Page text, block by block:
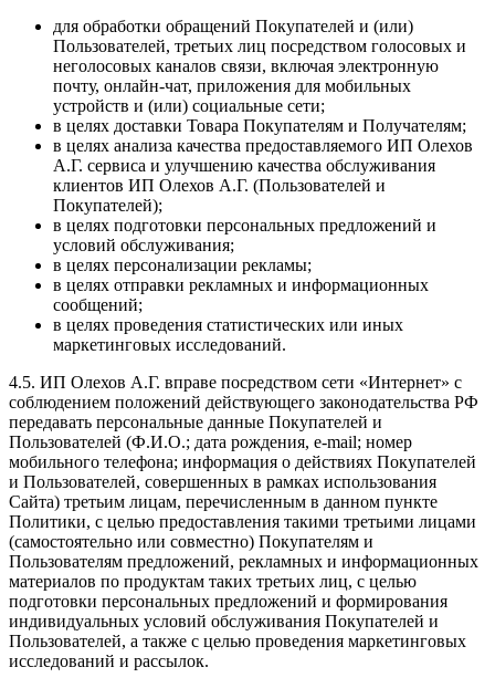
для обработки обращений Покупателей и (или)
Пользователей, третьих лиц посредством голосовых и
неголосовых каналов связи, включая электронную
почту, онлайн-чат, приложения для мобильных
устройств и (или) социальные сети;
в целях доставки Товара Покупателям и Получателям;
в целях анализа качества предоставляемого ИП Олехов
А.Г. сервиса и улучшению качества обслуживания
клиентов ИП Олехов А.Г. (Пользователей и
Покупателей);
в целях подготовки персональных предложений и
условий обслуживания;
в целях персонализации рекламы;
в целях отправки рекламных и информационных
сообщений;
в целях проведения статистических или иных
маркетинговых исследований.
4.5. ИП Олехов А.Г. вправе посредством сети «Интернет» с
соблюдением положений действующего законодательства РФ
передавать персональные данные Покупателей и
Пользователей (Ф.И.О.; дата рождения, e-mail; номер
мобильного телефона; информация о действиях Покупателей
и Пользователей, совершенных в рамках использования
Сайта) третьим лицам, перечисленным в данном пункте
Политики, с целью предоставления такими третьими лицами
(самостоятельно или совместно) Покупателям и
Пользователям предложений, рекламных и информационных
материалов по продуктам таких третьих лиц, с целью
подготовки персональных предложений и формирования
индивидуальных условий обслуживания Покупателей и
Пользователей, а также с целью проведения маркетинговых
исследований и рассылок.